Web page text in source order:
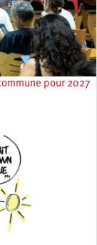
pour 2027